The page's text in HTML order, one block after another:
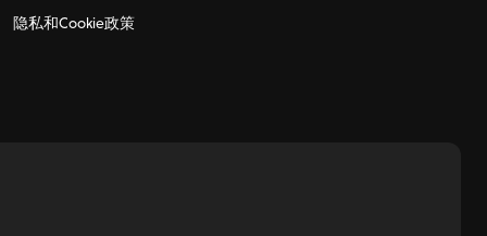
隐私和Cookie政策